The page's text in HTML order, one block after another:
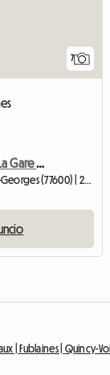
7
T1bis à Proximité De La Gare Rer A
|Fublaines | Quincy-